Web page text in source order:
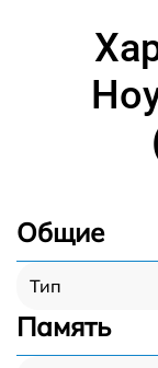
Общие
Тип
Память